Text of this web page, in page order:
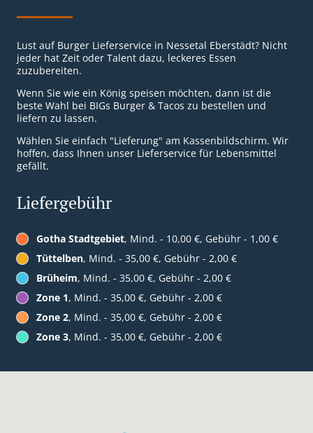
Lust auf Burger Lieferservice in Nessetal Eberstädt? Nicht
jeder hat Zeit oder Talent dazu, leckeres Essen
zuzubereiten.
Wenn Sie wie ein König speisen möchten, dann ist die
beste Wahl bei BIGs Burger & Tacos zu bestellen und
liefern zu lassen.
Wählen Sie einfach "Lieferung" am Kassenbildschirm. Wir
hoffen, dass Ihnen unser Lieferservice für Lebensmittel
gefällt.
Liefergebühr
Gotha Stadtgebiet, Mind. - 10,00 €, Gebühr - 1,00 €
Tüttelben, Mind. - 35,00 €, Gebühr - 2,00 €
Brüheim, Mind. - 35,00 €, Gebühr - 2,00 €
Zone 1, Mind. - 35,00 €, Gebühr - 2,00 €
Zone 2, Mind. - 35,00 €, Gebühr - 2,00 €
Zone 3, Mind. - 35,00 €, Gebühr - 2,00 €